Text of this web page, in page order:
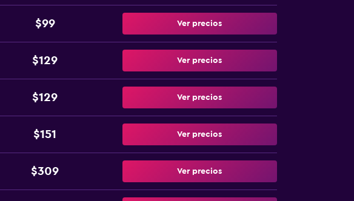
$99 Ver precios
$129 Ver precios
$129 Ver precios
$151 Ver precios
$309 Ver precios